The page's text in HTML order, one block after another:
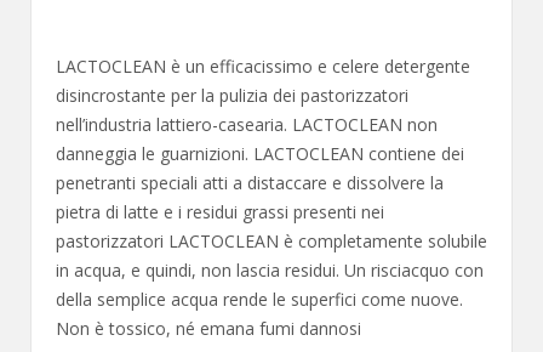
LACTOCLEAN è un efficacissimo e celere detergente
disincrostante per la pulizia dei pastorizzatori
nell’industria lattiero-casearia. LACTOCLEAN non
danneggia le guarnizioni. LACTOCLEAN contiene dei
penetranti speciali atti a distaccare e dissolvere la
pietra di latte e i residui grassi presenti nei
pastorizzatori LACTOCLEAN è completamente solubile
in acqua, e quindi, non lascia residui. Un risciacquo con
della semplice acqua rende le superfici come nuove.
Non è tossico, né emana fumi dannosi